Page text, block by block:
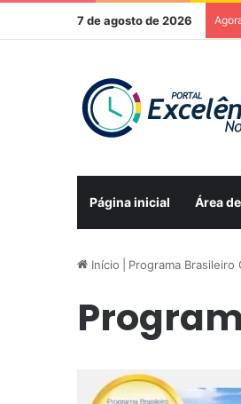
7 de agosto de 2026
Página inicial Área
Início Programa Brasileiro